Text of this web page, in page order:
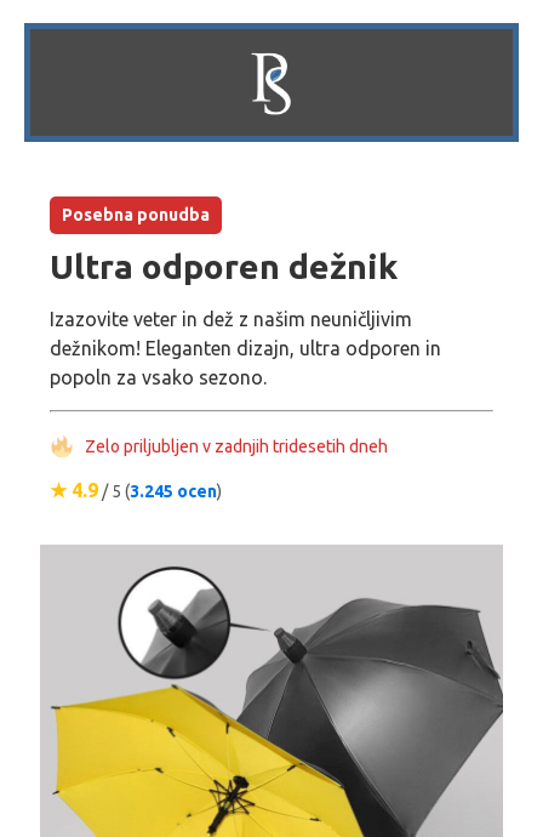
Posebna ponudba
Ultra odporen dežnik
Izazovite veter in dež z našim neuničljivim
dežnikom! Eleganten dizajn, ultra odporen in
popoln za vsako sezono.
Zelo priljubljen v zadnjih tridesetih dneh
★ 4.9 / 5 (3.245 ocen)